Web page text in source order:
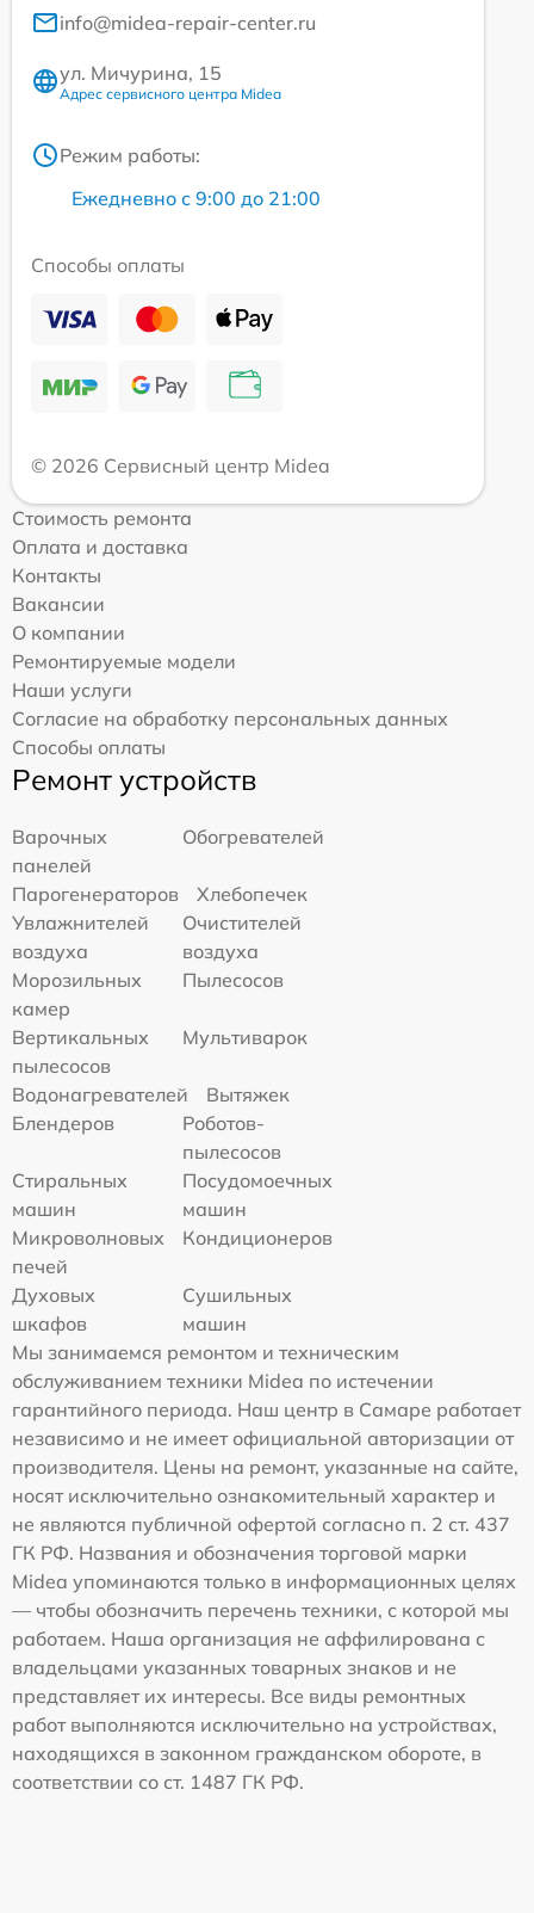
info@midea-repair-center.ru
ул. Мичурина, 15
Адрес сервисного центра Midea
Режим работы:
Ежедневно с 9:00 до 21:00
Способы оплаты
© 2026 Сервисный центр Midea
Стоимость ремонта
Оплата и доставка
Контакты
Вакансии
О компании
Ремонтируемые модели
Наши услуги
Согласие на обработку персональных данных
Способы оплаты
Ремонт устройств
Варочных
панелей
Обогревателей
Парогенераторов
Хлебопечек
Увлажнителей
воздуха
Очистителей
воздуха
Морозильных
камер
Пылесосов
Вертикальных
пылесосов
Мультиварок
Водонагревателей
Вытяжек
Блендеров
Роботов-
пылесосов
Стиральных
машин
Посудомоечных
машин
Микроволновых
печей
Кондиционеров
Духовых
шкафов
Сушильных
машин
Мы занимаемся ремонтом и техническим
обслуживанием техники Midea по истечении
гарантийного периода. Наш центр в Самаре работает
независимо и не имеет официальной авторизации от
производителя. Цены на ремонт, указанные на сайте,
носят исключительно ознакомительный характер и
не являются публичной офертой согласно п. 2 ст. 437
ГК РФ. Названия и обозначения торговой марки
Midea упоминаются только в информационных целях
— чтобы обозначить перечень техники, с которой мы
работаем. Наша организация не аффилирована с
владельцами указанных товарных знаков и не
представляет их интересы. Все виды ремонтных
работ выполняются исключительно на устройствах,
находящихся в законном гражданском обороте, в
соответствии со ст. 1487 ГК РФ.